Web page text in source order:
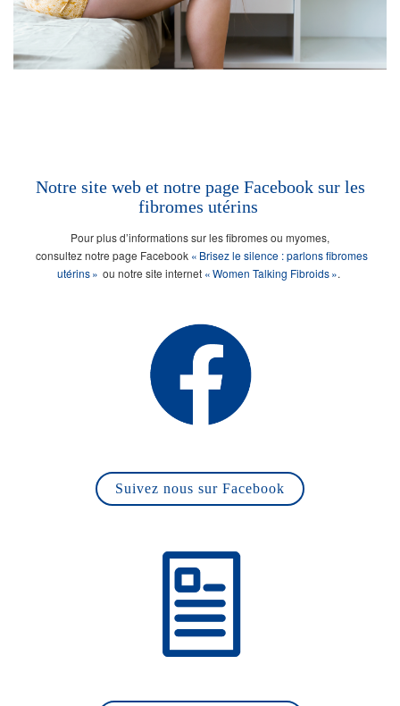
Notre site web et notre page Facebook sur les
fibromes utérins
Pour plus d’informations sur les fibromes ou myomes,
consultez notre page Facebook « Brisez le silence : parlons fibromes
utérins » ou notre site internet « Women Talking Fibroids ».
Suivez nous sur Facebook